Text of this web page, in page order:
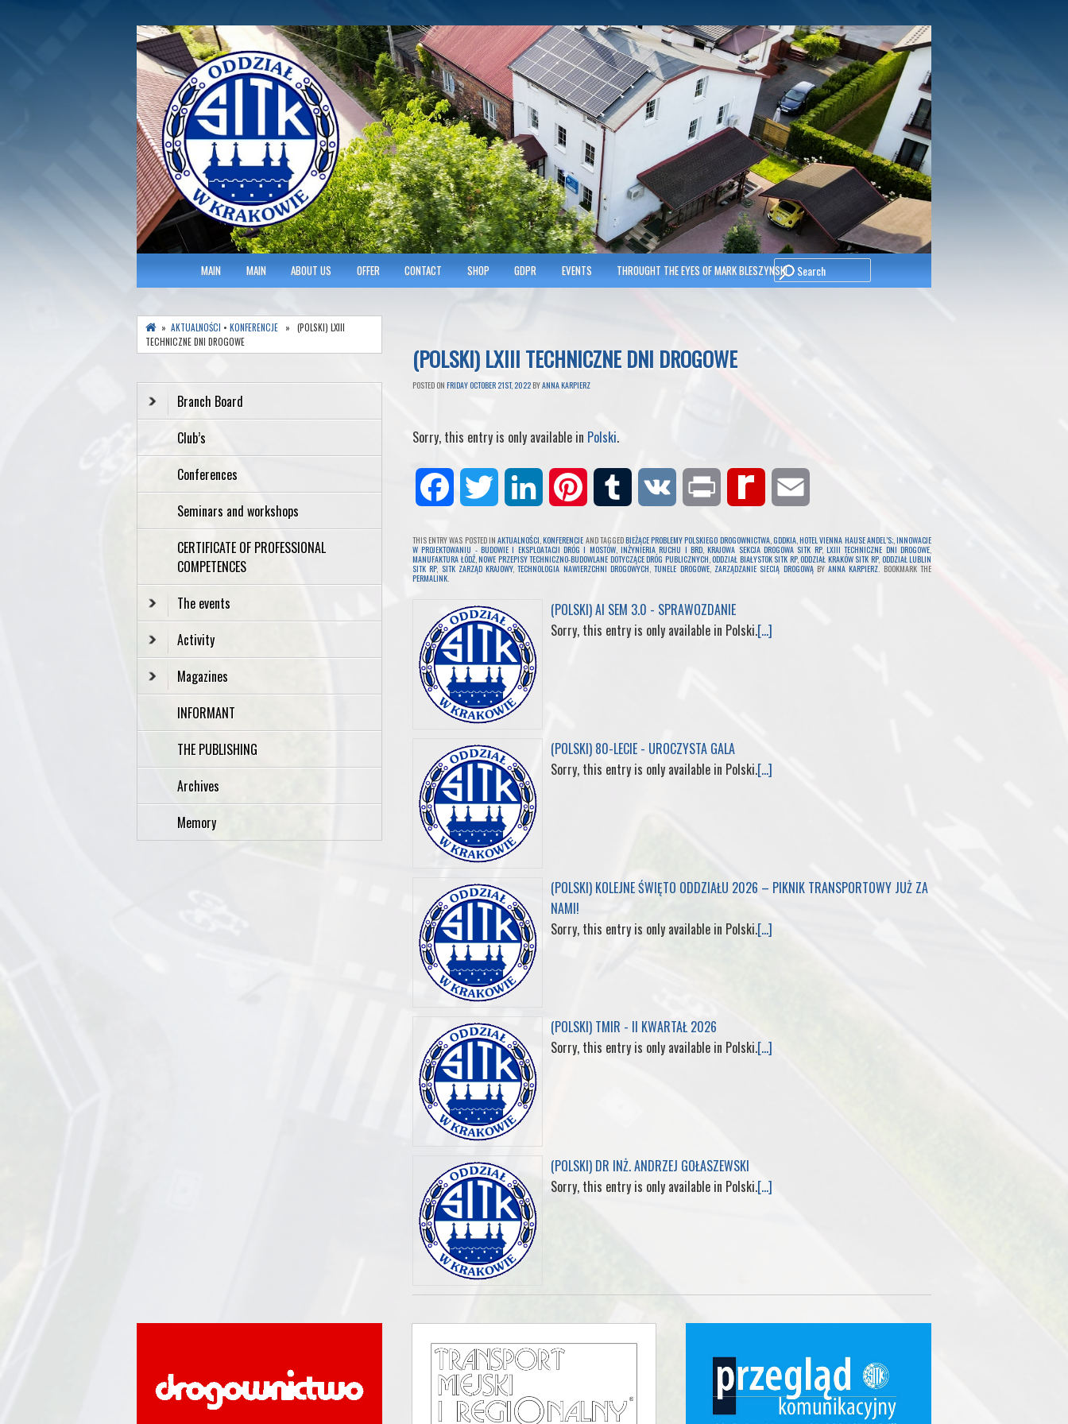
SITK RP Oddział w KRAKOWIE
Polish Association of Engineers & Technicians of Transportation
MAIN MAIN ABOUT US OFFER CONTACT SHOP GDPR EVENTS THROUGHT THE EYES OF MARK BLESZYNSKI
(POLSKI) LXIII TECHNICZNE DNI DROGOWE
POSTED ON FRIDAY OCTOBER 21ST, 2022 BYANNA KARPIERZ
Sorry, this entry is only available in Polski.
c
b
o
o
k
i
e
r
n
n
t
e
s
m
b
i
n
t
d
f
a
THIS ENTRY WAS POSTED INAKTUALNOŚCI ,KONFERENCJE AND TAGGEDBIEŻĄCE PROBLEMY POLSKIEGO DROGOWNICTWA, GDDKIA,HOTEL VIENNA HAUSE ANDEL’S;,INNOWACJE
W PROJEKTOWANIU - BUDOWIE I EKSPLOATACJI DRÓG I MOSTÓW,INŻYNIERIA RUCHU I BRD ,KRAJOWA SEKCJA DROGOWA SITK RP,LXIII TECHNICZNE DNI DROGOWE
MANUFAKTURA ŁÓDŹ,NOWE PRZEPISY TECHNICZNO-BUDOWLANE DOTYCZĄCE DRÓG PUBLICZNYCH ,ODDZIAŁ BIAŁYSTOK SITK RP,ODDZIAŁ KRAKÓW SITK RP, ODDZIAŁ LUBLIN
SITK RP, SITK ZARZĄD KRAJOWY,TECHNOLOGIA NAWIERZCHNI DROGOWYCH ,TUNELE DROGOWE, ZARZĄDZANIE SIECIĄ DROGOWĄBYANNA KARPIERZ . BOOKMARK THE
PERMALINK
(POLSKI) AI SEM 3.0 - SPRAWOZDANIE
Sorry, this entry is only available in Polski.[...]
(POLSKI) 80-LECIE - UROCZYSTA GALA
Sorry, this entry is only available in Polski.[...]
(POLSKI) KOLEJNE ŚWIĘTO ODDZIAŁU 2026 – PIKNIK TRANSPORTOWY JUŻ ZA
NAMI!
Sorry, this entry is only available in Polski.[...]
(POLSKI) TMIR - II KWARTAŁ 2026
Sorry, this entry is only available in Polski.[...]
(POLSKI) DR INŻ. ANDRZEJ GOŁASZEWSKI
Sorry, this entry is only available in Polski.[...]
» AKTUALNOŚCI • KONFERENCJE » (POLSKI) LXIII
TECHNICZNE DNI DROGOWE
Branch Board
Club’s
Conferences
Seminars and workshops
CERTIFICATE OF PROFESSIONAL
COMPETENCES
The events
Activity
Magazines
INFORMANT
THE PUBLISHING
Archives
Memory